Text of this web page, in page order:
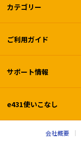
カテゴリー
ご利用ガイド
サポート情報
e431使いこなし
会社概要